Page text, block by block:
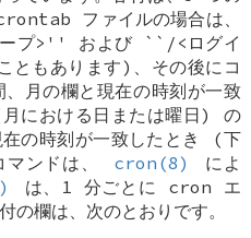
ファイルの場合は、
プ>'' および ``/<ログイ
もあります)、その後にコ
月の欄と現在の時刻が一致
における日または曜日) の
の時刻が一致したとき (下
ンドは、
cron(8)
によ
は、1 分ごとに cron エ
の欄は、次のとおりです。